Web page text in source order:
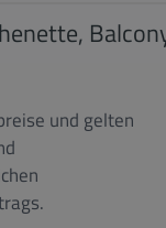
und gelten